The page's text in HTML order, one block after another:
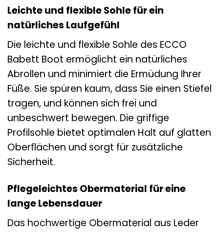
Leichte und flexible Sohle für ein
natürliches Laufgefühl
Die leichte und flexible Sohle des ECCO
Babett Boot ermöglicht ein natürliches
Abrollen und minimiert die Ermüdung Ihrer
Füße. Sie spüren kaum, dass Sie einen Stiefel
tragen, und können sich frei und
unbeschwert bewegen. Die griffige
Profilsohle bietet optimalen Halt auf glatten
Oberflächen und sorgt für zusätzliche
Sicherheit.
Pflegeleichtes Obermaterial für eine
lange Lebensdauer
Das hochwertige Obermaterial aus Leder